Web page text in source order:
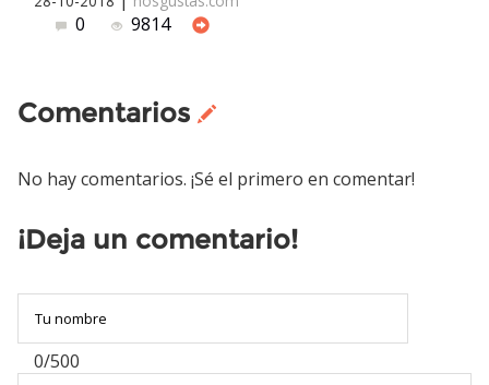
0 9814
Comentarios
No hay comentarios. ¡Sé el primero en comentar!
¡Deja un comentario!
0/500